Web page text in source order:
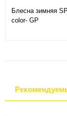
Блесна зимняя
color- GP